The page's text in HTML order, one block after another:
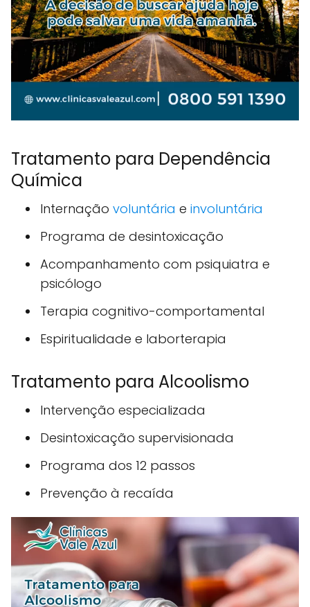
Tratamento para Dependência
Química
Internação voluntária e involuntária
Programa de desintoxicação
Acompanhamento com psiquiatra e
psicólogo
Terapia cognitivo-comportamental
Espiritualidade e laborterapia
Tratamento para Alcoolismo
Intervenção especializada
Desintoxicação supervisionada
Programa dos 12 passos
Prevenção à recaída